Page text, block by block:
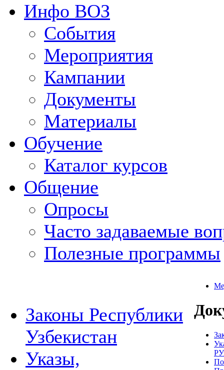
Инфо ВОЗ
События
Мероприятия
Кампании
Документы
Материалы
Обучение
Каталог курсов
Общение
Опросы
Часто задаваемые
Полезные программы
Законы Республики
Узбекистан
Указы,